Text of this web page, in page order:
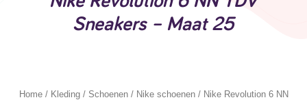
Sneakers – Maat 25
Home/ Kleding/ Schoenen/ Nike schoenen/ Nike Revolution 6 NN